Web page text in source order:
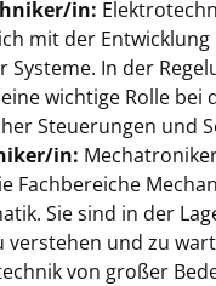
in:
mit der
Systeme. In der
wichtige Rolle bei
Steuerungen und
in:
Fachbereiche
Sie sind in der
verstehen und zu
von großer